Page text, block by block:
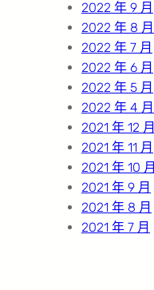
2022 年 9 月
2022 年 8 月
2022 年 7 月
2022 年 6 月
2022 年 5 月
2022 年 4 月
2021 年 12 月
2021 年 11 月
2021 年 10 月
2021 年 9 月
2021 年 8 月
2021 年 7 月